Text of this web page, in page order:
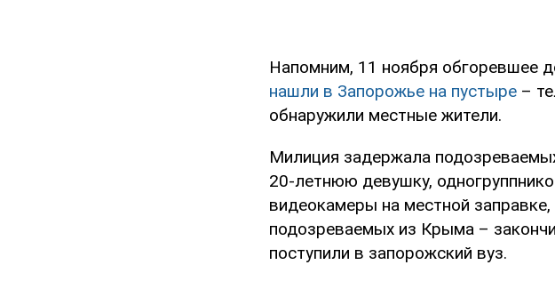
Напомним, 11 ноября обгоревшее
нашли в Запорожье на пустыре –
обнаружили местные жители.
Милиция задержала
20-летнюю девушку,
видеокамеры на местной
подозреваемых из Крыма –
поступили в запорожский вуз.